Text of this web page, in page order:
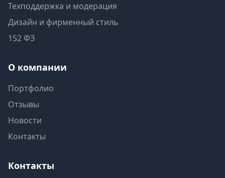
Техподдержка и модерация
Дизайн и фирменный стиль
152 ФЗ
О компании
Портфолио
Отзывы
Новости
Контакты
Контакты